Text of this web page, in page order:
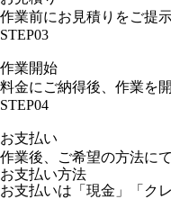
作業前にお見積りをご提
STEP03
作業開始
料金にご納得後、作業を
STEP04
お支払い
作業後、ご希望の方法に
お支払い方法
お支払いは「現金」「ク